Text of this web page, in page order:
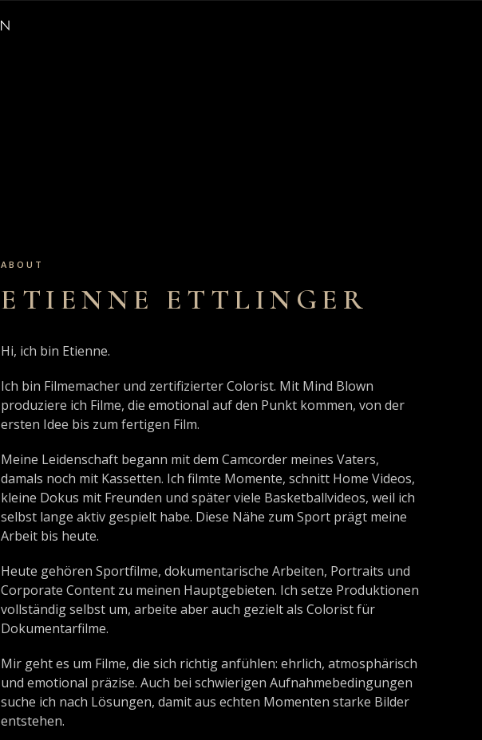
ABOUT
ETIENNE ETTLINGER
Hi, ich bin Etienne.
Ich bin Filmemacher und zertifizierter Colorist. Mit Mind Blown
produziere ich Filme, die emotional auf den Punkt kommen, von der
ersten Idee bis zum fertigen Film.
Meine Leidenschaft begann mit dem Camcorder meines Vaters,
damals noch mit Kassetten. Ich filmte Momente, schnitt Home Videos,
kleine Dokus mit Freunden und später viele Basketballvideos, weil ich
selbst lange aktiv gespielt habe. Diese Nähe zum Sport prägt meine
Arbeit bis heute.
Heute gehören Sportfilme, dokumentarische Arbeiten, Portraits und
Corporate Content zu meinen Hauptgebieten. Ich setze Produktionen
vollständig selbst um, arbeite aber auch gezielt als Colorist für
Dokumentarfilme.
Mir geht es um Filme, die sich richtig anfühlen: ehrlich, atmosphärisch
und emotional präzise. Auch bei schwierigen Aufnahmebedingungen
suche ich nach Lösungen, damit aus echten Momenten starke Bilder
entstehen.